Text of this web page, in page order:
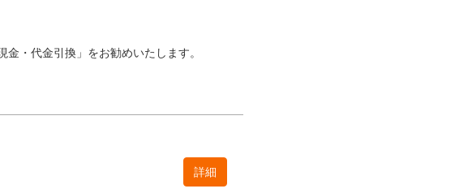
・代金引換」をお勧めいたします。
詳細